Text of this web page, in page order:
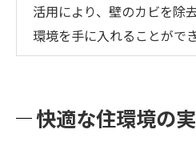
活用により、壁のカビを除
環境を手に入れることができ
快適な住環境の